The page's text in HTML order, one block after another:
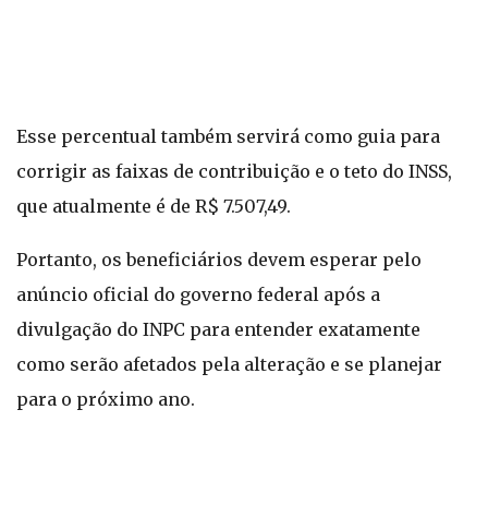
Esse percentual também servirá como guia para
corrigir as faixas de contribuição e o teto do INSS,
que atualmente é de R$ 7.507,49.
Portanto, os beneficiários devem esperar pelo
anúncio oficial do governo federal após a
divulgação do INPC para entender exatamente
como serão afetados pela alteração e se planejar
para o próximo ano.